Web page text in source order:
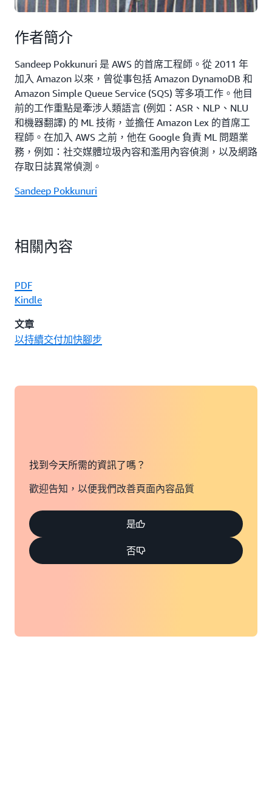
作者簡介
Sandeep Pokkunuri 是 AWS 的首席工程師。從 2011 年
加入 Amazon 以來，曾從事包括 Amazon DynamoDB 和
Amazon Simple Queue Service (SQS) 等多項工作。他目
前的工作重點是牽涉人類語言 (例如：ASR、NLP、NLU
和機器翻譯) 的 ML 技術，並擔任 Amazon Lex 的首席工
程師。在加入 AWS 之前，他在 Google 負責 ML 問題業
務，例如：社交媒體垃圾內容和濫用內容偵測，以及網路
存取日誌異常偵測。
Sandeep Pokkunuri
相關內容
PDF
Kindle
文章
以持續交付加快腳步
找到今天所需的資訊了嗎？
歡迎告知，以便我們改善頁面內容品質
是
否